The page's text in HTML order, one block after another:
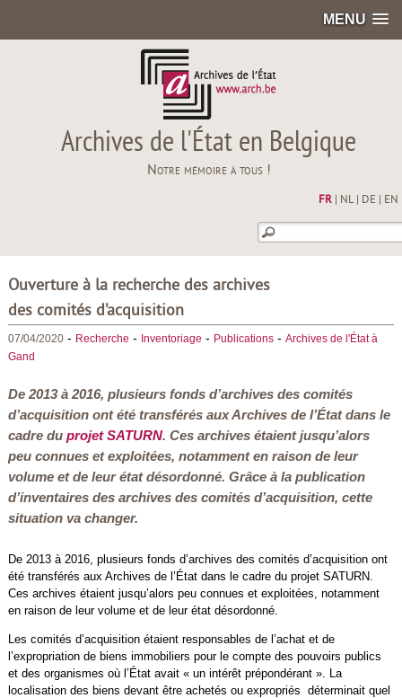
MENU
Archives de l'État en Belgique
Notre mémoire à tous !
FR| NL| DE EN
Ouverture à la recherche des archives
des comités d’acquisition
07/04/2020- Recherche - Inventoriage - Publications- Archives de l'État à
Gand
De 2013 à 2016, plusieurs fonds d’archives des comités
d’acquisition ont été transférés aux Archives de l’État dans le
cadre du projet SATURN. Ces archives étaient jusqu’alors
peu connues et exploitées, notamment en raison de leur
volume et de leur état désordonné. Grâce à la publication
d’inventaires des archives des comités d’acquisition, cette
situation va changer.
De 2013 à 2016, plusieurs fonds d’archives des comités d’acquisition ont
été transférés aux Archives de l’État dans le cadre du projet SATURN.
Ces archives étaient jusqu’alors peu connues et exploitées, notamment
en raison de leur volume et de leur état désordonné.
Les comités d’acquisition étaient responsables de l’achat et de
l’expropriation de biens immobiliers pour le compte des pouvoirs publics
et des organismes où l’État avait « un intérêt prépondérant ». La
localisation des biens devant être achetés ou expropriés déterminait quel